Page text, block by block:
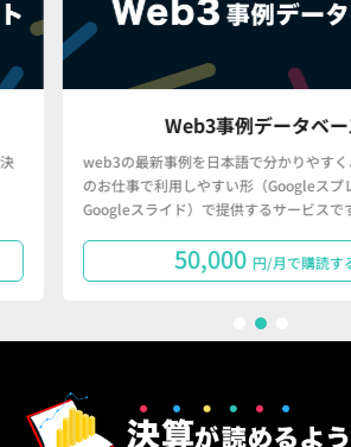
Web3事例データベ
web3の最新事例を日本語で分かりやす
のお仕事で利用しやすい形（Googleスプ
Googleスライド）で提供するサービスで
50,000 円/月で購読す